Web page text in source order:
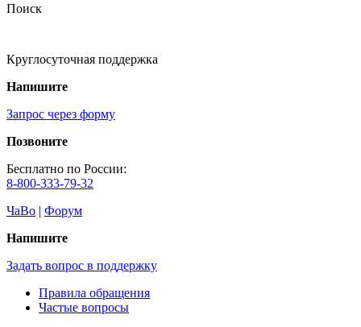
Поиск
Круглосуточная поддержка
Напишите
Запрос через форму
Позвоните
Бесплатно по России:
8-800-333-79-32
ЧаВо | Форум
Напишите
Задать вопрос в поддержку
Правила обращения
Частые вопросы